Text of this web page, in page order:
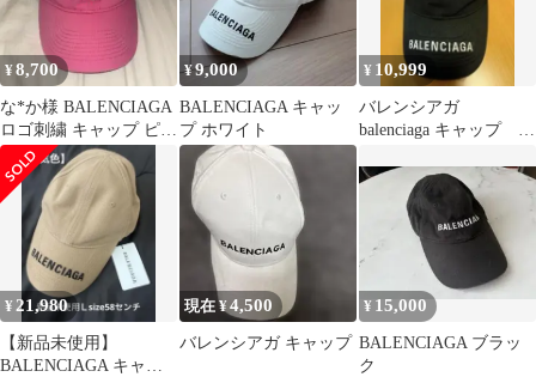
¥8,700
な*か様 BALENCIAGA
ロゴ刺繍 キャップ ピン
ク バレンシアガ 帽子
¥9,000
BALENCIAGA キャッ
プ ホワイト
¥ 10,999
バレンシアガ
balenciaga キャップ 帽
¥ 21,980
【新品未使用】
BALENCIAGA キャッ
現在 ¥4,500
バレンシアガ キャップ
¥ 15,000
BALENCIAGA ブラッ
ク